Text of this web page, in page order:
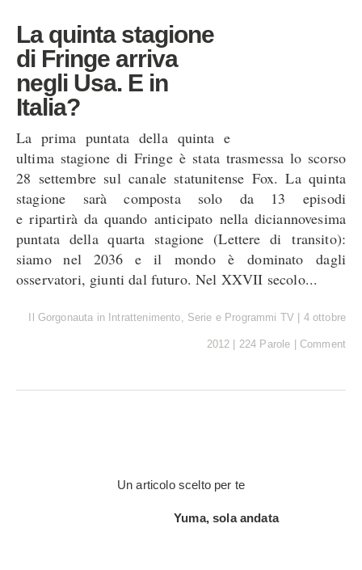
La quinta stagione
di Fringe arriva
negli Usa. E in
Italia?
La prima puntata della quinta e
ultima stagione di Fringe è stata trasmessa lo scorso
28 settembre sul canale statunitense Fox. La quinta
stagione sarà composta solo da 13 episodi
e ripartirà da quando anticipato nella diciannovesima
puntata della quarta stagione (Lettere di transito):
siamo nel 2036 e il mondo è dominato dagli
osservatori, giunti dal futuro. Nel XXVII secolo...
Il Gorgonauta in Intrattenimento, Serie e Programmi TV 4 ottobre
2012 224 Parole Comment
Un articolo scelto per te
Yuma, sola andata